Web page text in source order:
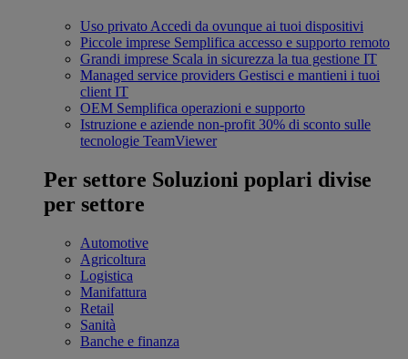
Uso privato Accedi da ovunque ai tuoi dispositivi
Piccole imprese Semplifica accesso e supporto remoto
Grandi imprese Scala in sicurezza la tua gestione IT
Managed service providers Gestisci e mantieni i tuoi
client IT
OEM Semplifica operazioni e supporto
Istruzione e aziende non-profit 30% di sconto sulle
tecnologie TeamViewer
Per settore Soluzioni poplari divise
per settore
Automotive
Agricoltura
Logistica
Manifattura
Retail
Sanità
Banche e finanza